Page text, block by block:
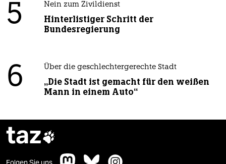
5 Nein zum Zivildienst
Hinterlistiger Schritt der
Bundesregierung
6 Über die geschlechtergerechte Stadt
„Die Stadt ist gemacht für den weißen
Mann in einem Auto“
taz